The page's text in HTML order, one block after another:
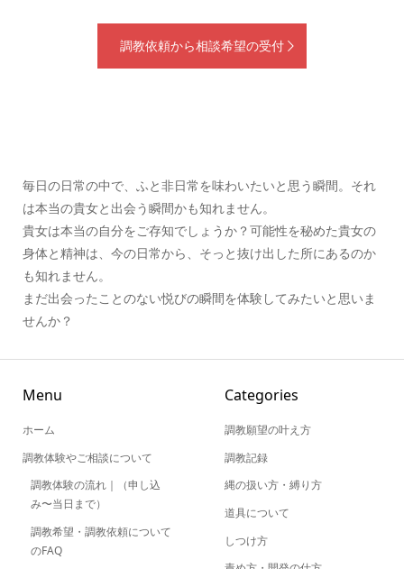
調教依頼から相談希望の受付
毎日の日常の中で、ふと非日常を味わいたいと思う瞬間。それ
は本当の貴女と出会う瞬間かも知れません。
貴女は本当の自分をご存知でしょうか？可能性を秘めた貴女の
身体と精神は、今の日常から、そっと抜け出した所にあるのか
も知れません。
まだ出会ったことのない悦びの瞬間を体験してみたいと思いま
せんか？
Menu
ホーム
調教体験やご相談について
調教体験の流れ｜（申し込
み〜当日まで）
調教希望・調教依頼について
のFAQ
Categories
調教願望の叶え方
調教記録
縄の扱い方・縛り方
道具について
しつけ方